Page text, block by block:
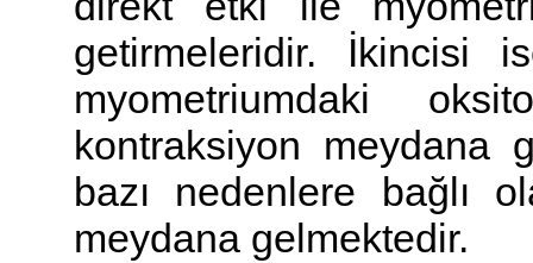
getirmeleridir. İkincisi
myometriumdaki
kontraksiyon meydana
bazı nedenlere bağlı
meydana gelmektedir.